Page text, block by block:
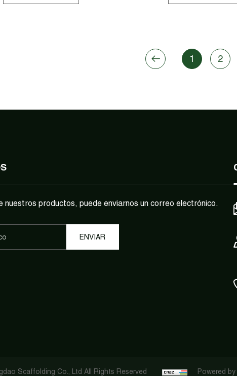
1 2
nuestros productos, puede enviarnos un correo electrónico.
Scaffolding Co., Ltd All Rights Reserved Powered